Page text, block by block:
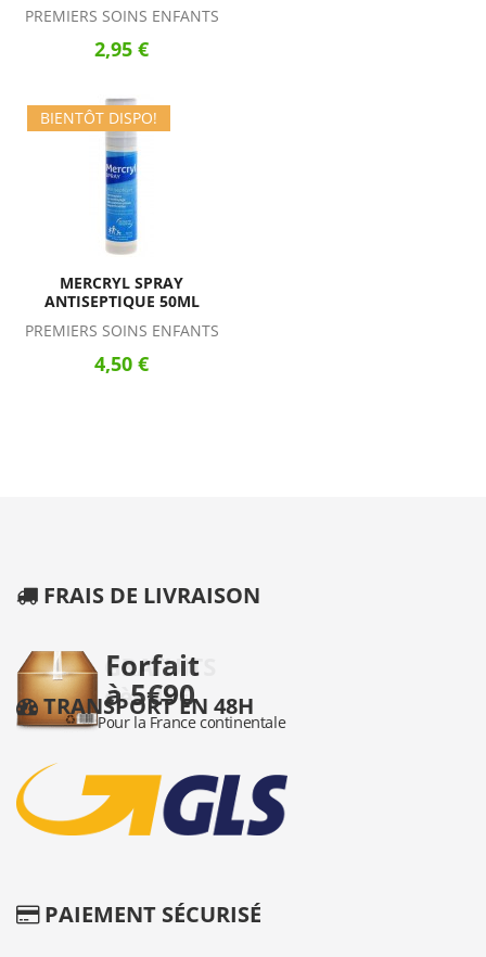
PREMIERS SOINS ENFANTS
2,95 €
BIENTÔT DISPO!
MERCRYL SPRAY
ANTISEPTIQUE 50ML
PREMIERS SOINS ENFANTS
4,50 €
FRAIS DE LIVRAISON
TRANSPORT EN 48H
PAIEMENT SÉCURISÉ